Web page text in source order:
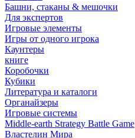
Башни, стаканы & мешочки
Для экспертов
Игровые элементы
Игры от одного игрока
Каунтеры
книге
Коробочки
Кубики
Литература и каталоги
Органайзеры
Игровые системы
Middle-earth Strategy Battle Game
Властелин Мира